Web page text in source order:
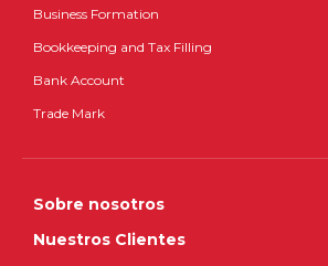
Business Formation
Bookkeeping and Tax Filling
Bank Account
Trade Mark
Sobre nosotros
Nuestros Clientes